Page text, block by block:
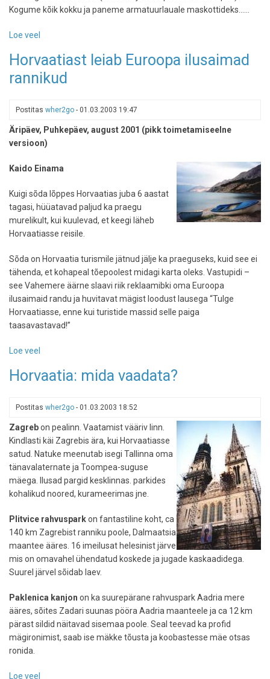
Kogume kõik kokku ja paneme armatuurlauale maskottideks......
Loe veel
2002
Horvaatiast leiab Euroopa ilusaimad
rannikud
Postitas wher2go - 01.03.2003 19:47
Äripäev, Puhkepäev, august 2001 (pikk toimetamiseelne
versioon)
Kaido Einama
Kuigi sõda lõppes Horvaatias juba 6 aastat
tagasi, hüüatavad paljud ka praegu
murelikult, kui kuulevad, et keegi läheb
Horvaatiasse reisile.
Sõda on Horvaatia turismile jätnud jälje ka praeguseks, kuid see ei
tähenda, et kohapeal tõepoolest midagi karta oleks. Vastupidi –
see Vahemere äärne slaavi riik reklaamibki oma Euroopa
ilusaimaid randu ja huvitavat mägist loodust lausega “Tulge
Horvaatiasse, enne kui turistide massid selle paiga
taasavastavad!”
Loe veel
leiab
ilusaimad
Horvaatia: mida vaadata?
Postitas wher2go - 01.03.2003 18:52
Zagrebon pealinn. Vaatamist vääriv linn.
Kindlasti käi Zagrebis ära, kui Horvaatiasse
satud. Natuke meenutab isegi Tallinna oma
tänavalaternate ja Toompea-suguse
mäega. Ilusad pargid kesklinnas. parkides
kohalikud noored, kurameerimas jne.
Plitvice rahvusparkon fantastiline koht, ca
140 km Zagrebist ranniku poole, Dalmaatsia
maantee ääres. 16 imeilusat helesinist järve
mis on omavahel ühendatud koskede ja jugade kaskaadidega.
Suurel järvel sõidab laev.
Paklenica kanjon on ka suurepärane rahvuspark Aadria mere
ääres, sõites Zadari suunas pööra Aadria maanteele ja ca 12 km
pärast sildid näitavad sisemaa poole. Seal teevad ka profid
mägironimist, saab ise mäkke tõusta ja koobastesse mäe otsas
ronida.
Loe veel